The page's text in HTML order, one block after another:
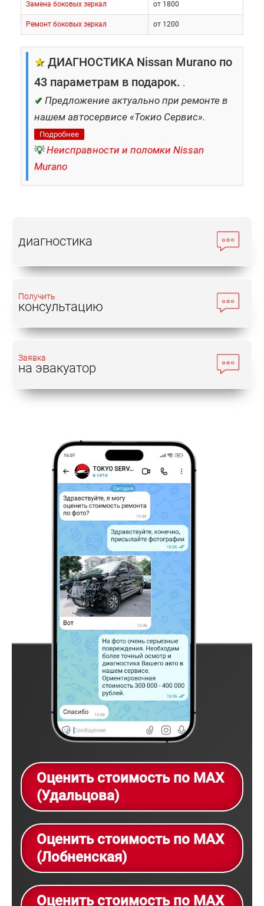
Замена боковых зеркал от 1800
Ремонт боковых зеркал от 1200
★ ДИАГНОСТИКА Nissan Murano по
43 параметрам в подарок. .
✔ Предложение актуально при ремонте в
нашем автосервисе «Токио Сервис».
Подробнее
💡 Неисправности и поломки Nissan
Murano
диагностика
Получить
консультацию
Заявка
на эвакуатор
Оценить стоимость по MAX
(Удальцова)
Оценить стоимость по MAX
(Лобненская)
Оценить стоимость по MAX